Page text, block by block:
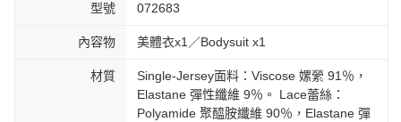
型號 072683
內容物 美體衣x1／Bodysuit x1
材質
Single-Jersey面料：Viscose 嫘縈 91％，
Elastane 彈性纖維 9％。 Lace蕾絲：
Polyamide 聚醯胺纖維 90％，Elastane 彈